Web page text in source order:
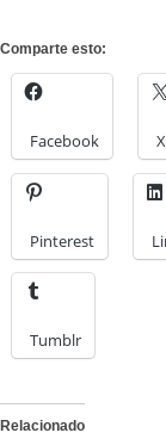
Comparte esto:
Facebook X
Pinterest
Tumblr
Relacionado